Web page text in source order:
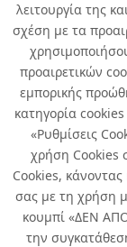
λειτουργία της
σχέση με τα
προαιρετικών
εμπορικής
κατηγορία
«Ρυθμίσεις
χρήση Cookies
Cookies, κάνοντας
σας με τη χρήση
κουμπί «ΔΕΝ
την